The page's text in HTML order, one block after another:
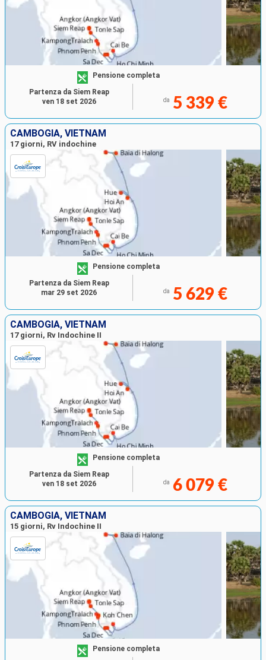
Pensione completa
da 5 339 €
Partenza da Siem Reap
ven 18 set 2026
CAMBOGIA, VIETNAM
17 giorni, RV indochine
Pensione completa
da 5 629 €
Partenza da Siem Reap
mar 29 set 2026
CAMBOGIA, VIETNAM
17 giorni, Rv Indochine II
Pensione completa
da 6 079 €
Partenza da Siem Reap
ven 18 set 2026
CAMBOGIA, VIETNAM
15 giorni, Rv Indochine II
Pensione completa